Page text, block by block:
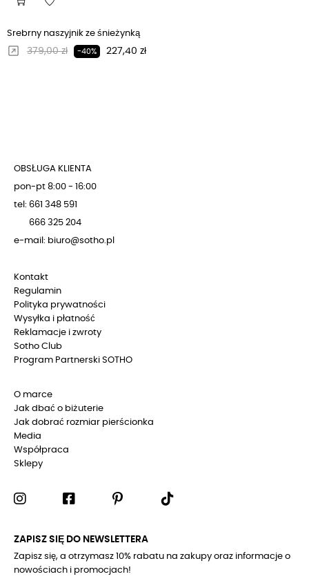
Srebrny naszyjnik ze śnieżynką
Regularna cena
379,00 zł -40% Cena
227,40 zł
OBSŁUGA KLIENTA
pon-pt 8:00 - 16:00
tel: 661 348 591
666 325 204
e-mail: biuro@sotho.pl
Kontakt
Regulamin
Polityka prywatności
Wysyłka i płatność
Reklamacje i zwroty
Sotho Club
Program Partnerski SOTHO
O marce
Jak dbać o biżuterie
Jak dobrać rozmiar pierścionka
Media
Współpraca
Sklepy
ZAPISZ SIĘ DO NEWSLETTERA
Zapisz się, a otrzymasz 10% rabatu na zakupy oraz informacje o
nowościach i promocjach!